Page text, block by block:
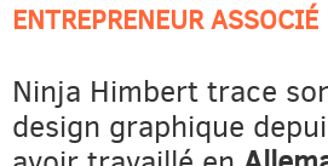
ENTREPRENEUR ASSOCIÉ
Ninja Himbert trace
design graphique